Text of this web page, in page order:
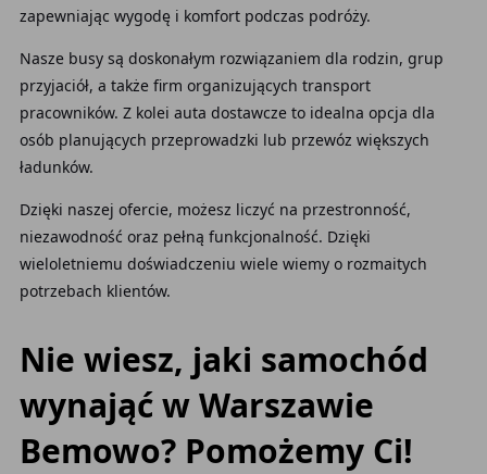
zapewniając wygodę i komfort podczas podróży.
Nasze busy są doskonałym rozwiązaniem dla rodzin, grup
przyjaciół, a także firm organizujących transport
pracowników. Z kolei auta dostawcze to idealna opcja dla
osób planujących przeprowadzki lub przewóz większych
ładunków.
Dzięki naszej ofercie, możesz liczyć na przestronność,
niezawodność oraz pełną funkcjonalność. Dzięki
wieloletniemu doświadczeniu wiele wiemy o rozmaitych
potrzebach klientów.
Nie wiesz, jaki samochód
wynająć w Warszawie
Bemowo? Pomożemy Ci!